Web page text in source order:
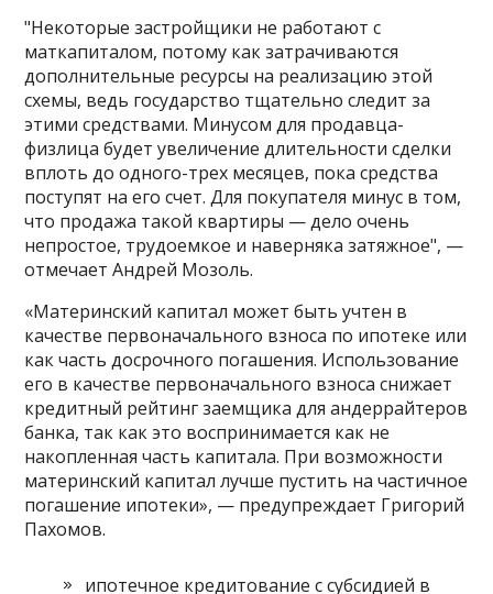
"Некоторые застройщики не работают с
маткапиталом, потому как затрачиваются
дополнительные ресурсы на реализацию этой
схемы, ведь государство тщательно следит за
этими средствами. Минусом для продавца-
физлица будет увеличение длительности сделки
вплоть до одного-трех месяцев, пока средства
поступят на его счет. Для покупателя минус в том,
что продажа такой квартиры — дело очень
непростое, трудоемкое и наверняка затяжное", —
отмечает Андрей Мозоль.
«Материнский капитал может быть учтен в
качестве первоначального взноса по ипотеке или
как часть досрочного погашения. Использование
его в качестве первоначального взноса снижает
кредитный рейтинг заемщика для андеррайтеров
банка, так как это воспринимается как не
накопленная часть капитала. При возможности
материнский капитал лучше пустить на частичное
погашение ипотеки», — предупреждает Григорий
Пахомов.
ипотечное кредитование с субсидией в